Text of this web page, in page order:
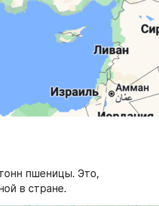
пшеницы. Это,
в стране.